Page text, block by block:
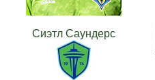
Сиэтл Саундерс